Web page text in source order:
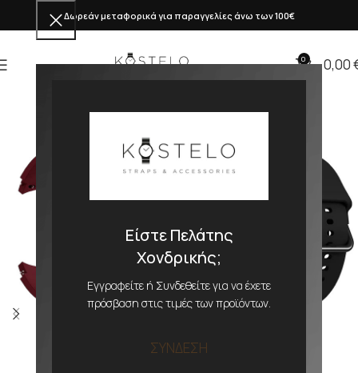
Είστε Πελάτης
Χονδρικής;
Εγγραφείτε ή Συνδεθείτε για να έχετε
πρόσβαση στις τιμές των προϊόντων.
ΣΥΝΔΕΣΗ
Δωρεάν μεταφορικά για παραγγελίες άνω των 100€
0 0,00